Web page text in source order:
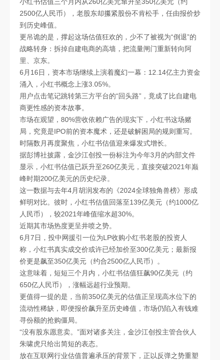
2500亿人民币），老股东却攥紧股份不肯松手，任由报价炒
到历史峰值。
更吊诡的是，撑起这场估值狂欢的，少不了被视为“倒退”的
战略转身：拆掉自建电商的高墙，把流量闸门重新转向阿
里、京东。
6月16日，资本市场继续上演着魔幻一幕：12.14亿主力资金
涌入，小红书概念上涨3.05%。
用户点击笔记跳转第三方平台的“回头路”，竟成了比自建电
商更性感的资本故事。
市场在观望，80%营收依赖广告的现实下，小红书这场赌
局，究竟是IPO前的资本魔术，还是破解困局的规则重写。
时隔数月再度聚焦，小红书估值迎来爆发式增长。
据彭博社披露，金沙江创投一份标注为今年3月的内部文件
显示，小红书估值已跃升至260亿美元，直接突破2021年巅
峰时期200亿美元的历史纪录。
这一数据与去年4月胡润发布的《2024全球独角兽榜》形成
鲜明对比。彼时，小红书估值回落至139亿美元（约1000亿
人民币），较2021年峰值缩水超30%。
近期其市场热度更呈井喷之势。
6月7日，投中网援引一位为LP收购小红书老股的投资人
称，小红书真实成交价或许已经加价至300亿美元；最新报
价更是飙至350亿美元（约合2500亿人民币）。
这意味着，短短三个月内，小红书估值狂飙90亿美元（约
650亿人民币），涨幅远超行业预期。
更值得一提的是，当前350亿美元的估值正呈现高水位下的
流动性稀缺，即便报价飙升至历史峰值，市场仍陷入有钱难
寻份额的抢购僵局。
“没有股东愿意卖。”面对诸多关注，金沙江创投主管合伙人
朱啸虎只给出简短的表态。
放在互联网行业估值普遍承压的背景下，正以反弹之势重塑